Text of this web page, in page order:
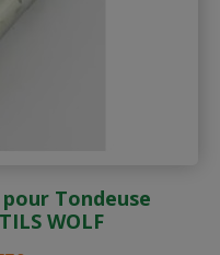
pour Tondeuse
WOLF